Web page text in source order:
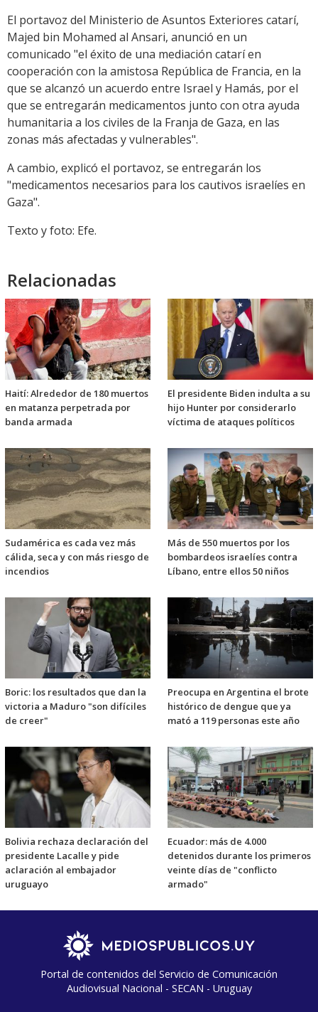
El portavoz del Ministerio de Asuntos Exteriores catarí,
Majed bin Mohamed al Ansari, anunció en un
comunicado "el éxito de una mediación catarí en
cooperación con la amistosa República de Francia, en la
que se alcanzó un acuerdo entre Israel y Hamás, por el
que se entregarán medicamentos junto con otra ayuda
humanitaria a los civiles de la Franja de Gaza, en las
zonas más afectadas y vulnerables".
A cambio, explicó el portavoz, se entregarán los
"medicamentos necesarios para los cautivos israelíes en
Gaza".
Texto y foto: Efe.
Relacionadas
Haití: Alrededor de 180 muertos
en matanza perpetrada por
banda armada
El presidente Biden indulta a su
hijo Hunter por considerarlo
víctima de ataques políticos
Sudamérica es cada vez más
cálida, seca y con más riesgo de
incendios
Más de 550 muertos por los
bombardeos israelíes contra
Líbano, entre ellos 50 niños
Boric: los resultados que dan la
victoria a Maduro "son difíciles
de creer"
Preocupa en Argentina el brote
histórico de dengue que ya
mató a 119 personas este año
Bolivia rechaza declaración del
presidente Lacalle y pide
aclaración al embajador
uruguayo
Ecuador: más de 4.000
detenidos durante los primeros
veinte días de "conflicto
armado"
Portal de contenidos del Servicio de Comunicación
Audiovisual Nacional - SECAN - Uruguay